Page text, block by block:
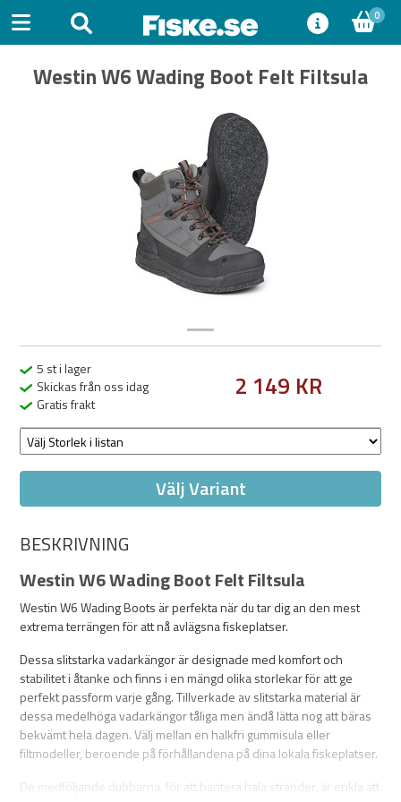
0
Westin W6 Wading Boot Felt Filtsula
5 st i lager
Skickas från oss idag
Gratis frakt
2 149 KR
Välj Variant
BESKRIVNING
Westin W6 Wading Boot Felt Filtsula
Westin W6 Wading Boots är perfekta när du tar dig an den mest
extrema terrängen för att nå avlägsna fiskeplatser.
Dessa slitstarka vadarkängor är designade med komfort och
stabilitet i åtanke och finns i en mängd olika storlekar för att ge
perfekt passform varje gång. Tillverkade av slitstarka material är
dessa medelhöga vadarkängor tåliga men ändå lätta nog att bäras
bekvämt hela dagen. Välj mellan en halkfri gummisula eller
filtmodeller, beroende på förhållandena på dina lokala fiskeplatser.
De medföljande dubbarna, för att hantera hala stränder, är enkla att